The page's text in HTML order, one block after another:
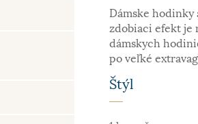
Dámske hodinky
zdobiaci efekt je
dámskych
po veľké
Štýl